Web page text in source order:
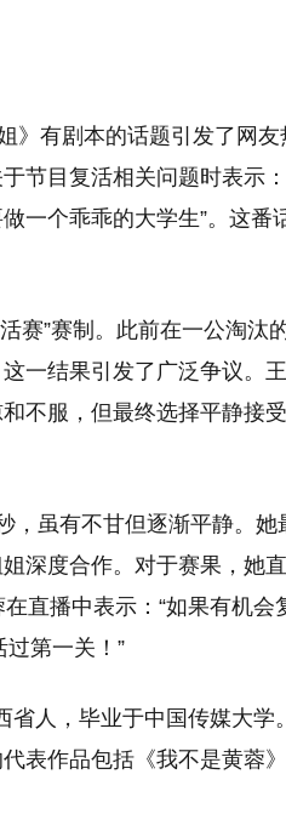
》有剧本的话题引发了网
节目复活相关问题时表示
一个乖乖的大学生”。这番
赛”赛制。此前在一公淘汰
一结果引发了广泛争议。
不服，但最终选择平静接
，虽有不甘但逐渐平静。她
深度合作。对于赛果，她
直播中表示：“如果有机会
第一关！”
人，毕业于中国传媒大学
表作品包括《我不是黄蓉